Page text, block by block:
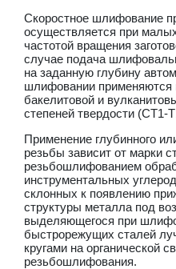
Скоростное шлифование
осуществляется при
частотой вращения
случае подача
на заданную глубину
шлифовании применяются
бакелитовой и
степеней твердости (СТ1-
Применение глубинного
резьбы зависит от марки
резьбошлифованием
инструментальных
склонных к появлению
структуры металла под
выделяющегося при
быстрорежущих сталей
кругами на органической
резьбошлифования.